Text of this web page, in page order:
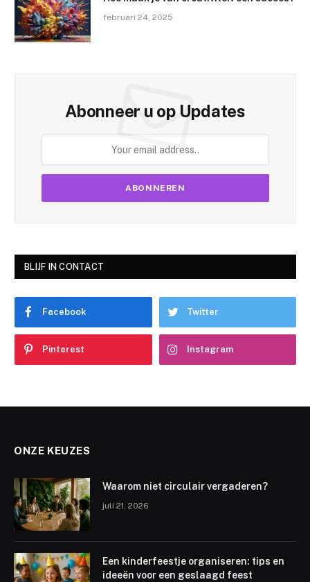
februari 24, 2025
Abonneer u op Updates
BLIJF IN CONTACT
Facebook Twitter
Pinterest Instagram
ONZE KEUZES
Waarom niet circulair vergaderen?
juli 21, 2026
Een kinderfeestje organiseren: tips en
ideeën voor een geslaagd feest